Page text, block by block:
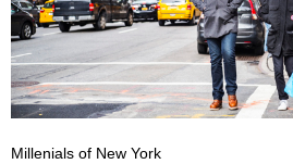
Millenials of New York